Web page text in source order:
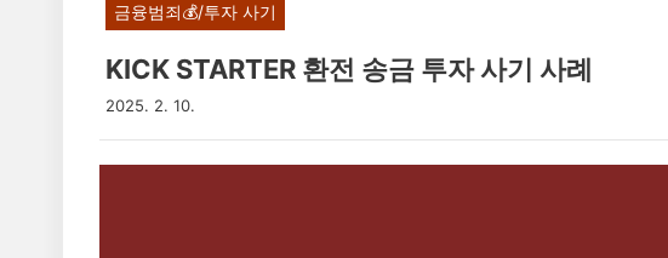
금융범죄💰/투자 사기
KICK STARTER 환전 송금 투자 사기 사례
2025. 2. 10.